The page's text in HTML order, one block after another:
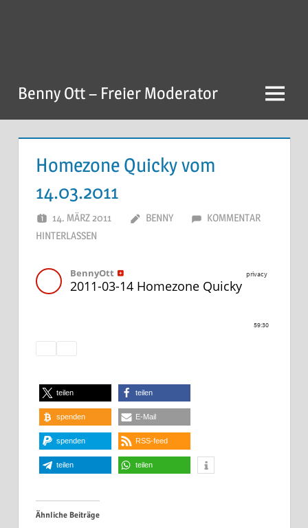
Benny Ott – Freier Moderator Menu
Homezone Quicky vom
14.03.2011
14. MÄRZ 2011 BENNY
KOMMENTAR
HINTERLASSEN
teilen teilen
spenden E-Mail
spenden RSS-feed
teilen teilen
Ähnliche Beiträge